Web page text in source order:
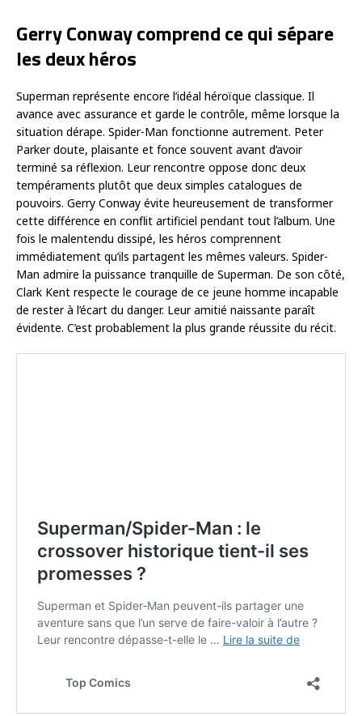
Gerry Conway comprend ce qui sépare
les deux héros
Superman représente encore l’idéal héroïque classique. Il
avance avec assurance et garde le contrôle, même lorsque la
situation dérape. Spider-Man fonctionne autrement. Peter
Parker doute, plaisante et fonce souvent avant d’avoir
terminé sa réflexion. Leur rencontre oppose donc deux
tempéraments plutôt que deux simples catalogues de
pouvoirs. Gerry Conway évite heureusement de transformer
cette différence en conflit artificiel pendant tout l’album. Une
fois le malentendu dissipé, les héros comprennent
immédiatement qu’ils partagent les mêmes valeurs. Spider-
Man admire la puissance tranquille de Superman. De son côté,
Clark Kent respecte le courage de ce jeune homme incapable
de rester à l’écart du danger. Leur amitié naissante paraît
évidente. C’est probablement la plus grande réussite du récit.